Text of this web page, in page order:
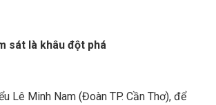
sát là khâu đột phá
Lê Minh Nam (Đoàn TP. Cần Thơ), để